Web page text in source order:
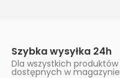
Szybka wysyłka 24h
Dla wszystkich produktów
dostępnych w magazynie